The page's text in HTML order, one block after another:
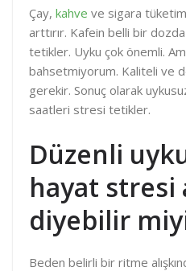
Çay, kahve ve sigara
arttırır. Kafein belli bir
tetikler. Uyku çok önemli.
bahsetmiyorum. Kaliteli ve
gerekir. Sonuç olarak
saatleri stresi tetikler.
Düzenli
hayat stresi
diyebilir
Beden belirli bir ritme